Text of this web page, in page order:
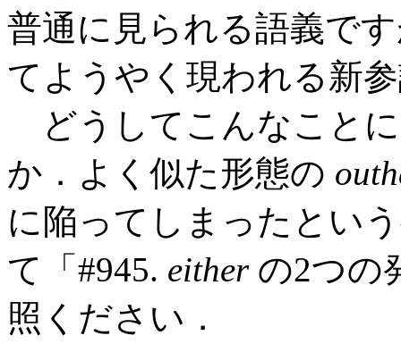
普通に見られる語義で
てようやく現われる新
どうしてこんなこと
か．よく似た形態の
に陥ってしまったとい
て「#945. eitherの2つの
照ください．